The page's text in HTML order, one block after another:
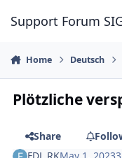
Support Forum
Home Deutsch
Plötzliche
Share